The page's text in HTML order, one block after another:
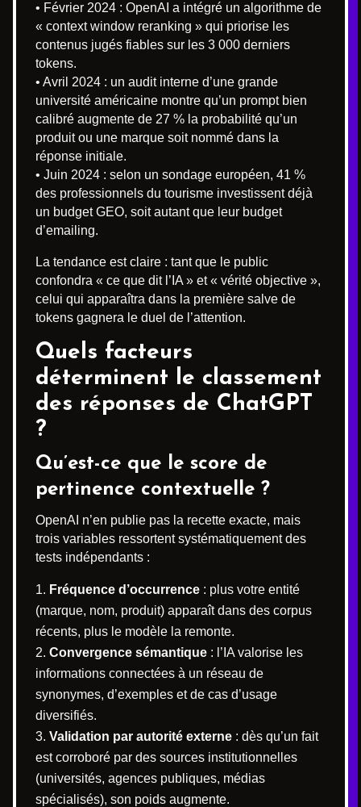
• Février 2024 : OpenAI a intégré un algorithme de
« context window reranking » qui priorise les
contenus jugés fiables sur les 3 000 derniers
tokens.
• Avril 2024 : un audit interne d’une grande
université américaine montre qu’un prompt bien
calibré augmente de 27 % la probabilité qu’un
produit ou une marque soit nommé dans la
réponse initiale.
• Juin 2024 : selon un sondage européen, 41 %
des professionnels du tourisme investissent déjà
un budget GEO, soit autant que leur budget
d’emailing.
La tendance est claire : tant que le public
confondra « ce que dit l’IA » et « vérité objective »,
celui qui apparaîtra dans la première salve de
tokens gagnera le duel de l’attention.
Quels facteurs
déterminent le classement
des réponses de ChatGPT
?
Qu’est-ce que le score de
pertinence contextuelle ?
OpenAI n’en publie pas la recette exacte, mais
trois variables ressortent systématiquement des
tests indépendants :
Fréquence d’occurrence : plus votre entité
(marque, nom, produit) apparaît dans des corpus
récents, plus le modèle la remonte.
Convergence sémantique : l’IA valorise les
informations connectées à un réseau de
synonymes, d’exemples et de cas d’usage
diversifiés.
Validation par autorité externe : dès qu’un fait
est corroboré par des sources institutionnelles
(universités, agences publiques, médias
spécialisés), son poids augmente.